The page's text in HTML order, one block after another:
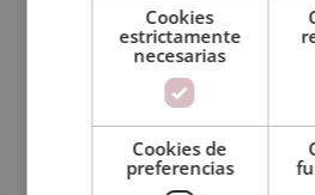
conjugarlo todo
de todas las diferencias, el
y visualmente atractivo.
Estilo wabi sabi
El uso demateriales
Cookies
estrictamente
necesarias
Cookies de
preferencias